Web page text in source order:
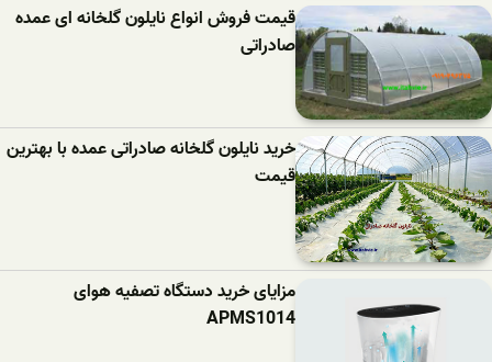
قیمت فروش انواع نایلون گلخانه ای عمده
صادراتی
خرید نایلون گلخانه صادراتی عمده با بهترین
قیمت
مزایای خرید دستگاه تصفیه هوای
APMS1014